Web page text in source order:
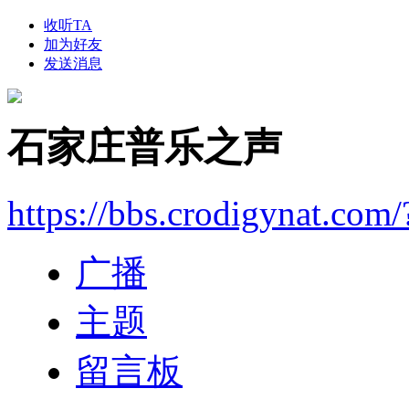
收听TA
加为好友
发送消息
石家庄普乐之声
https://bbs.crodigynat.com/
广播
主题
留言板